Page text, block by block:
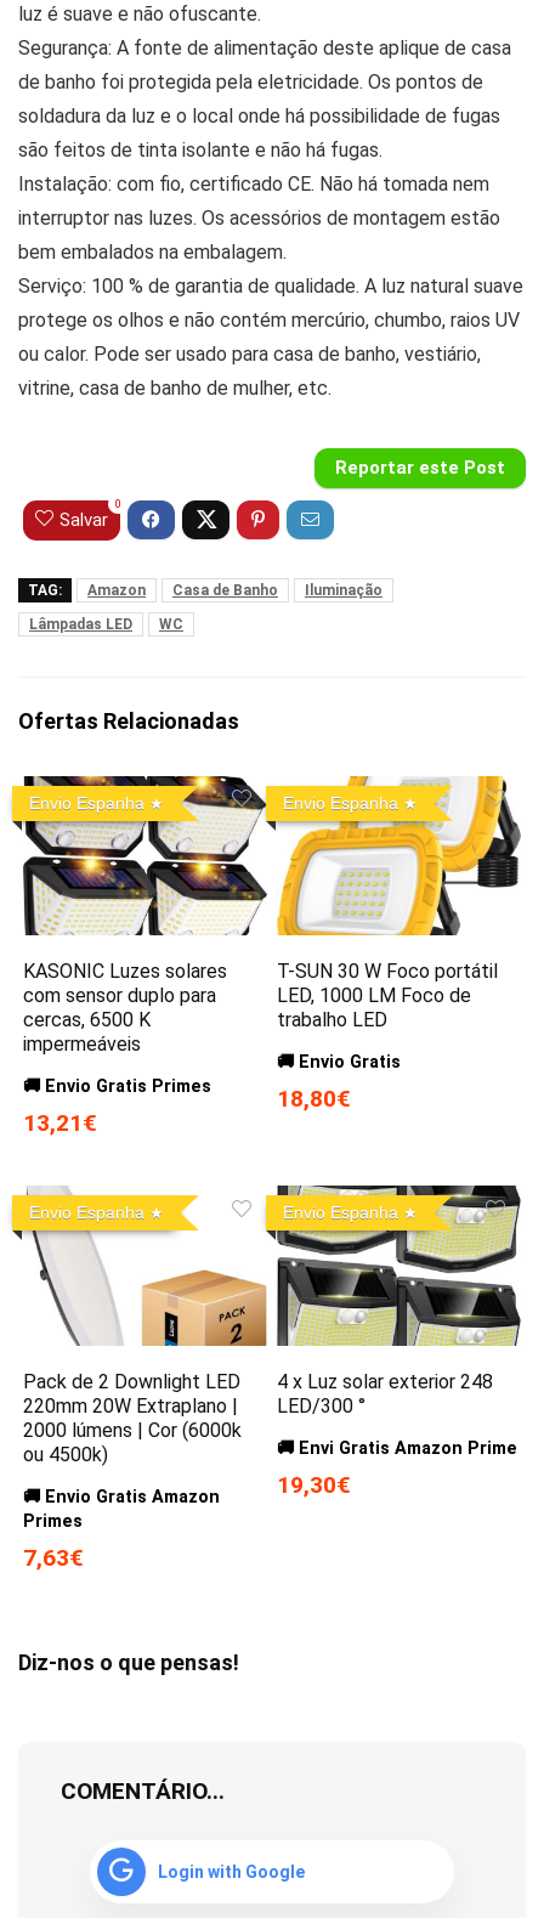
luz é suave e não ofuscante.
Segurança: A fonte de alimentação deste aplique de casa
de banho foi protegida pela eletricidade. Os pontos de
soldadura da luz e o local onde há possibilidade de fugas
são feitos de tinta isolante e não há fugas.
Instalação: com fio, certificado CE. Não há tomada nem
interruptor nas luzes. Os acessórios de montagem estão
bem embalados na embalagem.
Serviço: 100 % de garantia de qualidade. A luz natural suave
protege os olhos e não contém mercúrio, chumbo, raios UV
ou calor. Pode ser usado para casa de banho, vestiário,
vitrine, casa de banho de mulher, etc.
Reportar este Post
Salvar
0
TAG: Amazon Casa de Banho
Iluminação
Lâmpadas LED
WC
Ofertas Relacionadas
Envio Espanha
KASONIC Luzes solares
com sensor duplo para
cercas, 6500 K
impermeáveis
🚚 Envio Gratis Primes
13,21€
Envio Espanha
T-SUN 30 W Foco portátil
LED, 1000 LM Foco de
trabalho LED
🚚 Envio Gratis
18,80€
Envio Espanha
Pack de 2 Downlight LED
220mm 20W Extraplano |
2000 lúmens | Cor (6000k
ou 4500k)
🚚 Envio Gratis Amazon
Primes
7,63€
Envio Espanha
4 x Luz solar exterior 248
LED/300 °
🚚 Envi Gratis Amazon Prime
19,30€
Diz-nos o que pensas!
COMENTÁRIO...
Login with Google